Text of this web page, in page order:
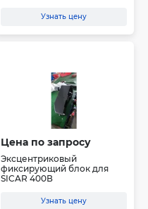
Узнать цену
Цена по запросу
Эксцентриковый
фиксирующий блок для
SICAR 400В
Узнать цену